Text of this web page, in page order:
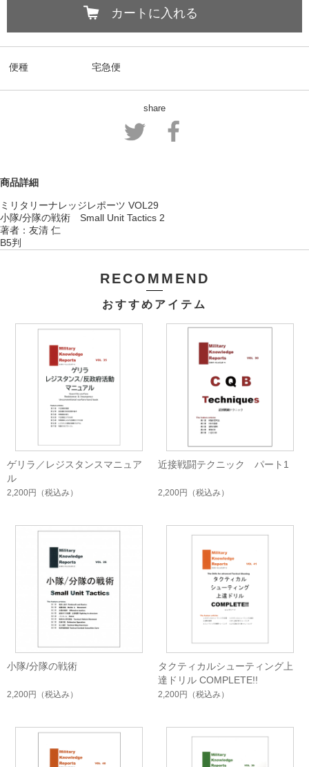
カートに入れる
便種 宅急便
share
商品詳細
ミリタリーナレッジレポーツ VOL29
小隊/分隊の戦術 Small Unit Tactics 2
著者：友清 仁
B5判
RECOMMEND
おすすめアイテム
ゲリラ／レジスタンスマニュア
ル
2,200円 （税込み）
近接戦闘テクニック パート1
2,200円 （税込み）
小隊/分隊の戦術
2,200円 （税込み）
タクティカルシューティング上
達ドリル COMPLETE!!
2,200円 （税込み）